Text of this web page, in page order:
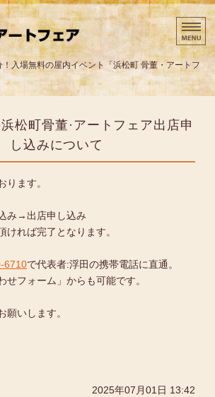
東京都の骨董・クラフト
入場無料の屋内イベント「浜松町 骨董・アートフ
み
松町骨董·アートフェア出店申
し込みについて
ります。
み→出店申し込み
ければ完了となります。
6710で代表者:浮田の携帯電話に直通。
せフォーム」からも可能です。
願いします。
2025年07月01日 13:42